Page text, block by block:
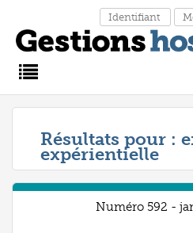
Main
Menu
Résultats pour :
expérientielle
Numéro 592 -